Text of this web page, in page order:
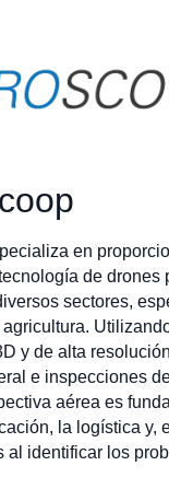
en
de drones
sectores,
y de alta
e inspecciones
aérea es
la logística y,
al identificar los